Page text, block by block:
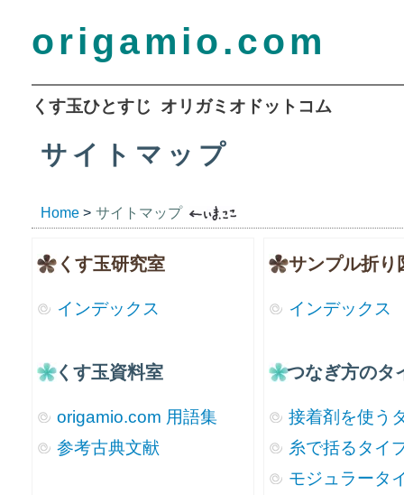
origamio.com
くす玉ひとすじ オリガミオドットコム
サイトマップ
Home > サイトマップ
くす玉研究室
インデックス
くす玉資料室
origamio.com 用語集
参考古典文献
サンプル折り
インデックス
つなぎ方のタ
接着剤を使う
糸で括るタイ
モジュラータ